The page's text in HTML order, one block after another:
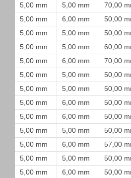
5,00 mm
5,00 mm 70,00
5,00 mm
6,00 mm 50,00
5,00 mm
5,00 mm 50,00
5,00 mm
5,00 mm 60,00
5,00 mm
6,00 mm 70,00
5,00 mm
5,00 mm 50,00
5,00 mm
5,00 mm 50,00
5,00 mm
6,00 mm 50,00
5,00 mm
6,00 mm 50,00
5,00 mm
5,00 mm 50,00
5,00 mm
6,00 mm 57,00
5,00 mm
5,00 mm 50,00
5,00 mm
6,00 mm 50,00